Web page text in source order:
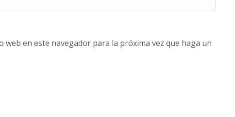
en este navegador para la próxima vez que haga un